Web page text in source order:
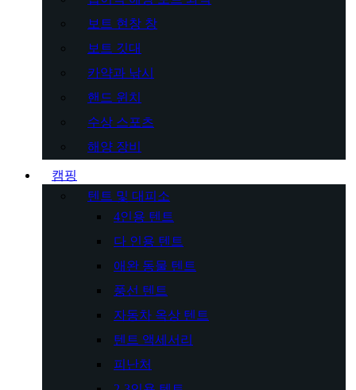
보트 현창 창
보트 깃대
카약과 낚시
핸드 윈치
수상 스포츠
해양 장비
캠핑
텐트 및 대피소
4인용 텐트
다 인용 텐트
애완 동물 텐트
풍선 텐트
자동차 옥상 텐트
텐트 액세서리
피난처